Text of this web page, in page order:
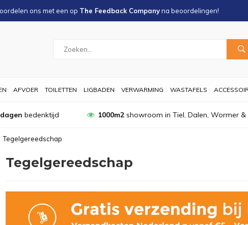
ons met een op The Feedback Companyna beoordelingen!
AFVOER TOILETTEN LIGBADEN VERWARMING WASTAFELS
bedenktijd 1000m2showroom in Tiel, Dalen, Wormer &
Tegelgereedschap
Tegelgereedschap